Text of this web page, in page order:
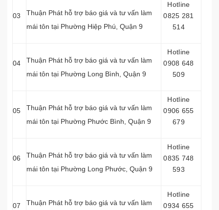
03
Thuận Phát hỗ trợ báo giá và tư vấn làm
mái tôn tại Phường Hiệp Phú, Quận 9
Hotline
0825 281
514
04
Thuận Phát hỗ trợ báo giá và tư vấn làm
mái tôn tại Phường Long Bình, Quận 9
Hotline
0908 648
509
05
Thuận Phát hỗ trợ báo giá và tư vấn làm
mái tôn tại Phường Phước Bình, Quận 9
Hotline
0906 655
679
06
Thuận Phát hỗ trợ báo giá và tư vấn làm
mái tôn tại Phường Long Phước, Quận 9
Hotline
0835 748
593
07
Thuận Phát hỗ trợ báo giá và tư vấn làm
Hotline
0934 655